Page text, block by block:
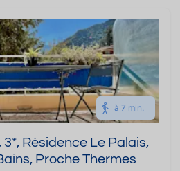
à 7 min.
3*, Résidence Le Palais,
Proche Thermes